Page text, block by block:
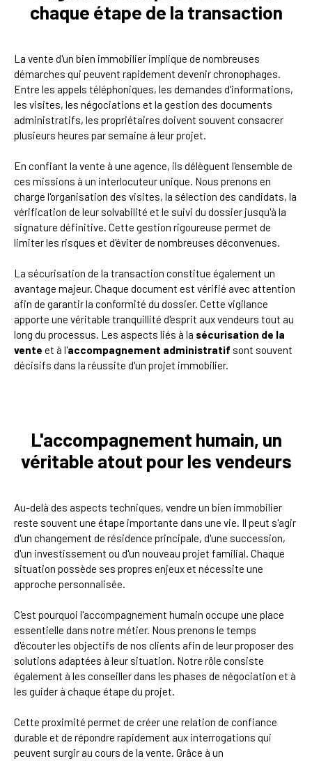
chaque étape de la transaction
La vente d'un bien immobilier implique de nombreuses
démarches qui peuvent rapidement devenir chronophages.
Entre les appels téléphoniques, les demandes d'informations,
les visites, les négociations et la gestion des documents
administratifs, les propriétaires doivent souvent consacrer
plusieurs heures par semaine à leur projet.
En confiant la vente à une agence, ils délèguent l'ensemble de
ces missions à un interlocuteur unique. Nous prenons en
charge l'organisation des visites, la sélection des candidats, la
vérification de leur solvabilité et le suivi du dossier jusqu'à la
signature définitive. Cette gestion rigoureuse permet de
limiter les risques et d'éviter de nombreuses déconvenues.
La sécurisation de la transaction constitue également un
avantage majeur. Chaque document est vérifié avec attention
afin de garantir la conformité du dossier. Cette vigilance
apporte une véritable tranquillité d'esprit aux vendeurs tout au
long du processus. Les aspects liés à la sécurisation de la
vente et à l'accompagnement administratif sont souvent
décisifs dans la réussite d'un projet immobilier.
L'accompagnement humain, un
véritable atout pour les vendeurs
Au-delà des aspects techniques, vendre un bien immobilier
reste souvent une étape importante dans une vie. Il peut s'agir
d'un changement de résidence principale, d'une succession,
d'un investissement ou d'un nouveau projet familial. Chaque
situation possède ses propres enjeux et nécessite une
approche personnalisée.
C'est pourquoi l'accompagnement humain occupe une place
essentielle dans notre métier. Nous prenons le temps
d'écouter les objectifs de nos clients afin de leur proposer des
solutions adaptées à leur situation. Notre rôle consiste
également à les conseiller dans les phases de négociation et à
les guider à chaque étape du projet.
Cette proximité permet de créer une relation de confiance
durable et de répondre rapidement aux interrogations qui
peuvent surgir au cours de la vente. Grâce à un